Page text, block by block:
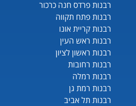
רבנות פרדס חנה כרכור
רבנות פתח תקווה
רבנות קריית אונו
רבנות ראש העין
רבנות ראשון לציון
רבנות רחובות
רבנות רמלה
רבנות רמת גן
רבנות תל אביב